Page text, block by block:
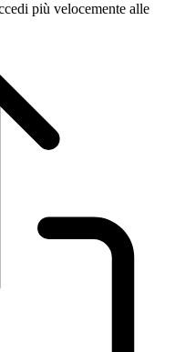
più velocemente alle